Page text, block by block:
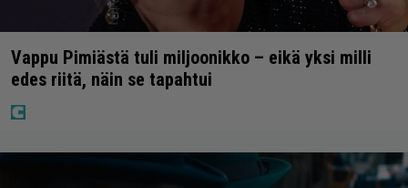
Vappu Pimiästä tuli miljoonikko – eikä yksi milli
edes riitä, näin se tapahtui